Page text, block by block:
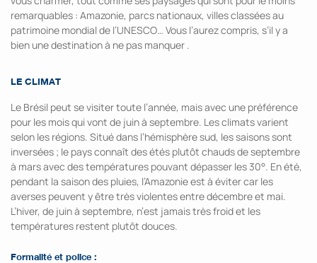
remarquables : Amazonie, parcs nationaux, villes classées au
patrimoine mondial de l’UNESCO… Vous l’aurez compris, s’il y a
bien une destination à ne pas manquer .
LE CLIMAT
Le Brésil peut se visiter toute l’année, mais avec une préférence
pour les mois qui vont de juin à septembre. Les climats varient
selon les régions. Situé dans l’hémisphère sud, les saisons sont
inversées ; le pays connaît des étés plutôt chauds de septembre
à mars avec des températures pouvant dépasser les 30°. En été,
pendant la saison des pluies, l’Amazonie est à éviter car les
averses peuvent y être très violentes entre décembre et mai.
L’hiver, de juin à septembre, n’est jamais très froid et les
températures restent plutôt douces.
Formalité et police :